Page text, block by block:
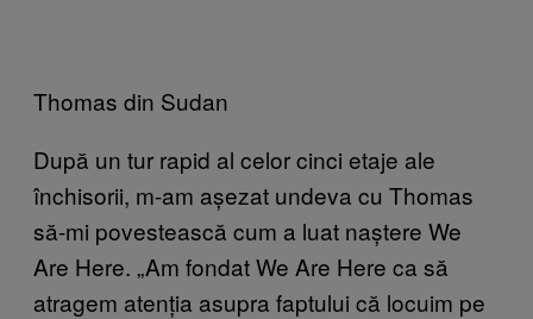
Thomas din Sudan
După un tur rapid al celor cinci etaje ale
închisorii, m-am așezat undeva cu Thomas
să-mi povestească cum a luat naștere We
Are Here. „Am fondat We Are Here ca să
atragem atenția asupra faptului că locuim pe